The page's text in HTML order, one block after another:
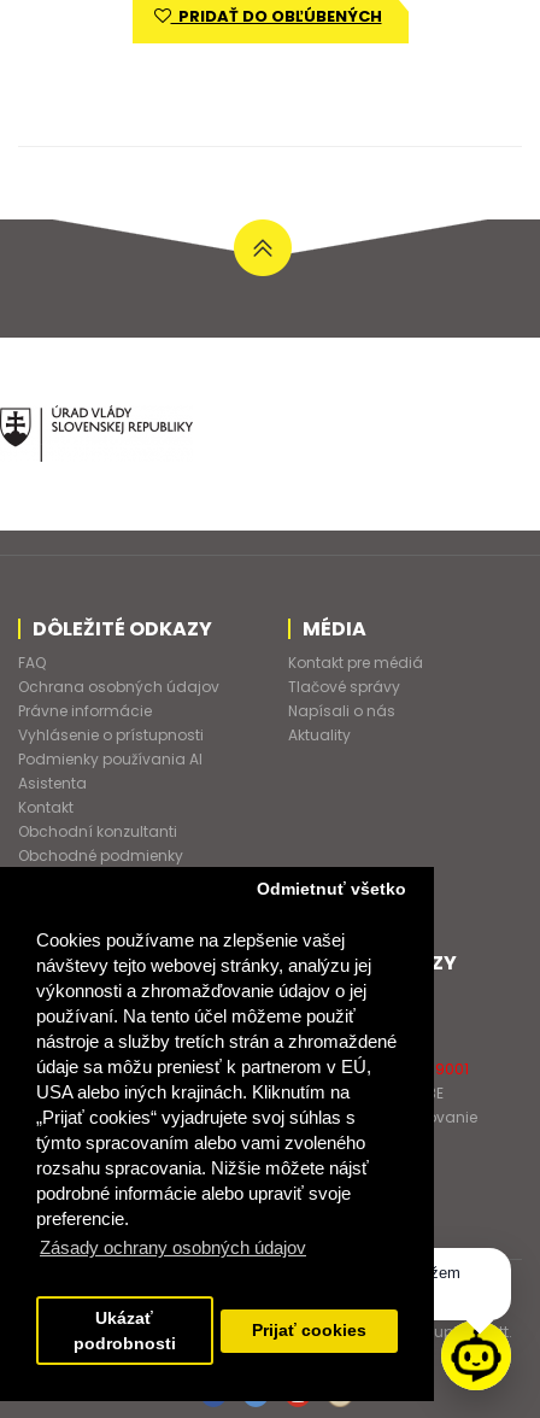
Cookies používame na zlepšenie vašej
návštevy tejto webovej stránky, analýzu jej
výkonnosti a zhromažďovanie údajov o jej
používaní. Na tento účel môžeme použiť
nástroje a služby tretích strán a zhromaždené
údaje sa môžu preniesť k partnerom v EÚ,
USA alebo iných krajinách. Kliknutím na
„Prijať cookies“ vyjadrujete svoj súhlas s
týmto spracovaním alebo vami zvoleného
rozsahu spracovania. Nižšie môžete nájsť
podrobné informácie alebo upraviť svoje
preferencie.
Zásady ochrany osobných údajov
Odmietnuť všetko
Ukázať
podrobnosti
Prijať cookies
PRIDAŤ DO OBĽÚBENÝCH
DÔLEŽITÉ ODKAZY
FAQ
Ochrana osobných údajov
Právne informácie
Vyhlásenie o prístupnosti
Podmienky používania AI
Asistenta
Kontakt
Obchodní konzultanti
Obchodné podmienky
MÉDIA
Kontakt pre médiá
Tlačové správy
Napísali o nás
Aktuality
SPOLUPRACUJEME
Podporujeme
Naše projekty
Spolupracujeme
Pošlite nám správu
ĎALŠIE ODKAZY
O Raabe
O Klett
Naši autori
Certifikát kvality ISO 9001
Klientska zóna RAABE
Katalógy na prelistovanie
NÁKUP
Odstúpiť od zmluvy
© 2017 Dr. Josef Raabe Slovensko, s.r.o.
Dr. Josef Raabe Slovensko, s.r.o., člen medzinárodnej skupiny Klett.
Spoločne ku kvalitnému vzdelávaniu.
Dobrý deň, ako vám môžem